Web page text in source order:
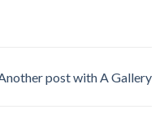
post with A Gallery